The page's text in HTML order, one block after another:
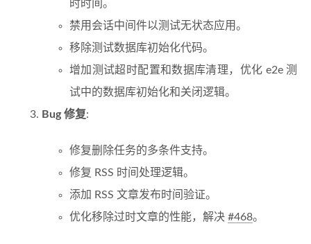
时时间。
禁用会话中间件以测试无状态应用。
移除测试数据库初始化代码。
增加测试超时配置和数据库清理，优化 e2e 测
试中的数据库初始化和关闭逻辑。
Bug 修复:
修复删除任务的多条件支持。
修复 RSS 时间处理逻辑。
添加 RSS 文章发布时间验证。
优化移除过时文章的性能，解决 #468。